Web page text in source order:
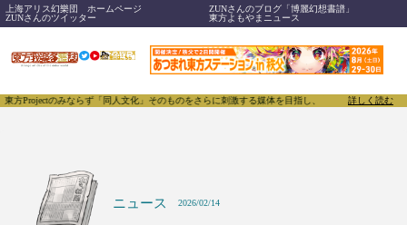
上海アリス幻樂団 ホームページ
ZUNさんのブログ「博麗幻想書譜」
ZUNさんのツイッター
東方よもやまニュース
ならず「同人文化」そのものをさらに刺激する媒体を目指し、創刊いたします。 東方我楽
詳しく読む
ニュース 2026/02/14